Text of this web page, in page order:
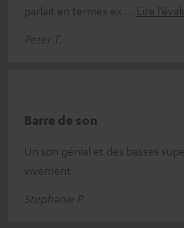
parlait en termes ex
Lire
Peter T.
Barre de son
Un son génial et des basses
vivement
Stephanie P.